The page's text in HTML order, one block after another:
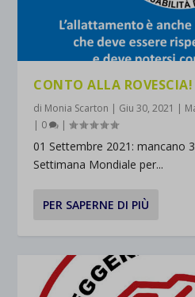
CONTO ALLA
di Monia Scarton | Giu 30, 2021 |
| 0 |
01 Settembre 2021: mancano
Settimana Mondiale per...
PER SAPERNE DI PIÙ